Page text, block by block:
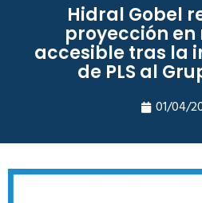
Hidral Gobel
proyección
accesible tras la
de PLS al
01/04/